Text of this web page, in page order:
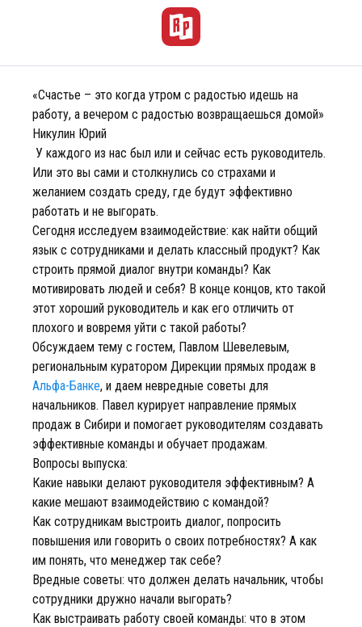
«Счастье – это когда утром с радостью идешь на
работу, а вечером с радостью возвращаешься домой»
Никулин Юрий
У каждого из нас был или и сейчас есть руководитель.
Или это вы сами и столкнулись со страхами и
желанием создать среду, где будут эффективно
работать и не выгорать.
Сегодня исследуем взаимодействие: как найти общий
язык с сотрудниками и делать классный продукт? Как
строить прямой диалог внутри команды? Как
мотивировать людей и себя? В конце концов, кто такой
этот хороший руководитель и как его отличить от
плохого и вовремя уйти с такой работы?
Обсуждаем тему с гостем, Павлом Шевелевым,
региональным куратором Дирекции прямых продаж в
Альфа-Банке, и даем невредные советы для
начальников. Павел курирует направление прямых
продаж в Сибири и помогает руководителям создавать
эффективные команды и обучает продажам.
Вопросы выпуска:
Какие навыки делают руководителя эффективным? А
какие мешают взаимодействию с командой?
Как сотрудникам выстроить диалог, попросить
повышения или говорить о своих потребностях? А как
им понять, что менеджер так себе?
Вредные советы: что должен делать начальник, чтобы
сотрудники дружно начали выгорать?
Как выстраивать работу своей команды: что в этом